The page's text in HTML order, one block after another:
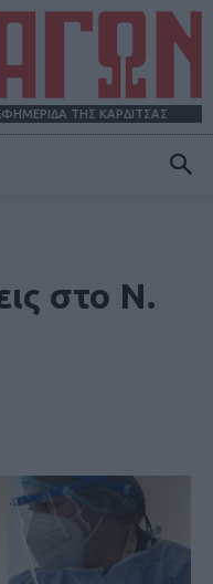
ΤΗΣ ΚΑΡΔΙΤΣΑΣ
στο Ν.